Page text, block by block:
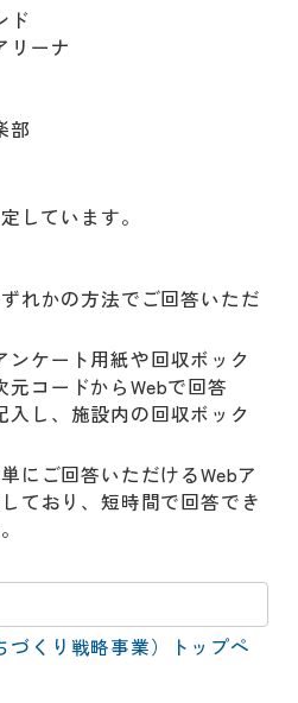
ド
リーナ
部
しています。
れかの方法でご回答いただ
ンケート用紙や回収ボック
元コードからWebで回答
入し、施設内の回収ボック
にご回答いただけるWebア
ており、短時間で回答でき
づくり戦略事業）トップペ